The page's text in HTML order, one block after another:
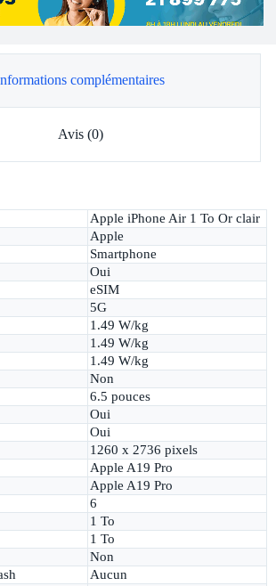
complémentaires
Avis (0)
Apple iPhone Air 1 To Or clair
Apple
Smartphone
Oui
eSIM
5G
1.49 W/kg
1.49 W/kg
1.49 W/kg
Non
6.5 pouces
Oui
Oui
1260 x 2736 pixels
Apple A19 Pro
Apple A19 Pro
6
1 To
1 To
Non
Aucun